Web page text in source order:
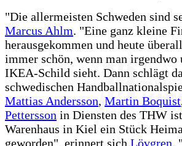
"Die allermeisten Schweden sind
Marcus Ahlm. "Eine ganz kleine
herausgekommen und heute
immer schön, wenn man irgendwo
IKEA-Schild sieht. Dann schlägt
schwedischen
Mattias Andersson, Martin Boquist
Pettersson in Diensten des THW
Warenhaus in Kiel ein Stück
geworden", erinnert sich Lövgren.